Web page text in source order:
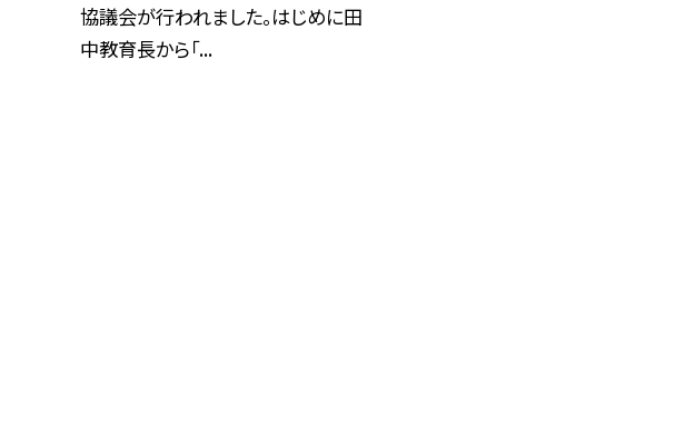
協議会が行われました。はじめに田
中教育長から「...